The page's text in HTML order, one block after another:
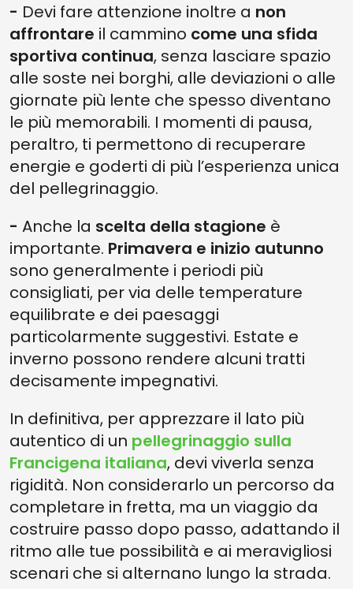
- Devi fare attenzione inoltre a non
affrontare il cammino come una sfida
sportiva continua, senza lasciare spazio
alle soste nei borghi, alle deviazioni o alle
giornate più lente che spesso diventano
le più memorabili. I momenti di pausa,
peraltro, ti permettono di recuperare
energie e goderti di più l’esperienza unica
del pellegrinaggio.
- Anche la scelta della stagione è
importante. Primavera e inizio autunno
sono generalmente i periodi più
consigliati, per via delle temperature
equilibrate e dei paesaggi
particolarmente suggestivi. Estate e
inverno possono rendere alcuni tratti
decisamente impegnativi.
In definitiva, per apprezzare il lato più
autentico di un pellegrinaggio sulla
Francigena italiana, devi viverla senza
rigidità. Non considerarlo un percorso da
completare in fretta, ma un viaggio da
costruire passo dopo passo, adattando il
ritmo alle tue possibilità e ai meravigliosi
scenari che si alternano lungo la strada.